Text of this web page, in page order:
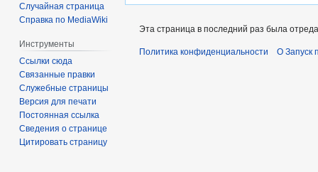
Случайная страница
Справка по MediaWiki
Инструменты
Ссылки сюда
Связанные правки
Служебные страницы
Версия для печати
Постоянная ссылка
Сведения о странице
Цитировать страницу
Эта страница в последний раз была
Политика конфиденциальности О Запуск